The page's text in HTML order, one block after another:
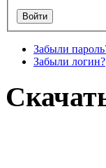
Забыли
Забыли логин?